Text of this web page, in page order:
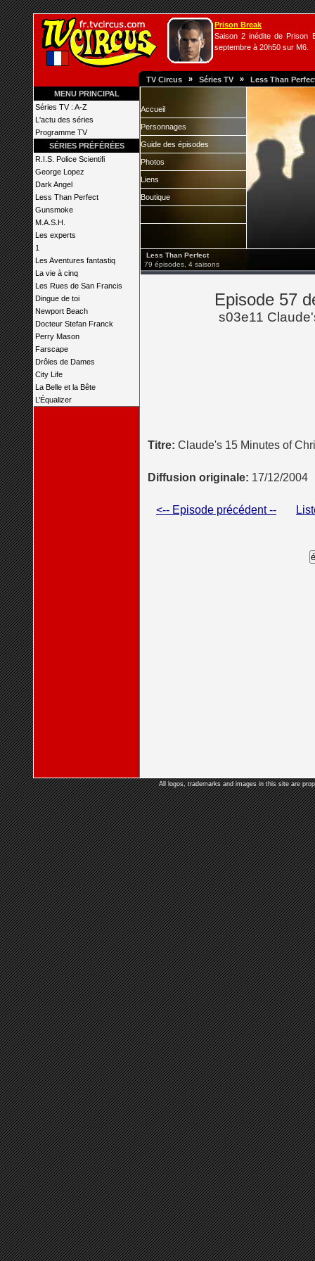
Prison Break
Saison 2 inédite de Prison
septembre à 20h50 sur M6.
TV Circus » Séries TV » Less Than
MENU PRINCIPAL
Séries TV : A-Z
L'actu des séries
Programme TV
SÉRIES PRÉFÉRÉES
R.I.S. Police Scientifi
George Lopez
Dark Angel
Less Than Perfect
Gunsmoke
M.A.S.H.
Les experts
1
Les Aventures fantastiq
La vie à cinq
Les Rues de San Francis
Dingue de toi
Newport Beach
Docteur Stefan Franck
Perry Mason
Farscape
Drôles de Dames
City Life
La Belle et la Bête
L’Équalizer
Accueil
Personnages
Guide des épisodes
Photos
Liens
Boutique
Less Than Perfect
79 épisodes, 4 saisons
Episode 57
s03e11
Titre: Claude's 15 Minutes of
Diffusion originale: 17/12/2004
<-- Episode précédent --
All logos, trademarks and images in this site are